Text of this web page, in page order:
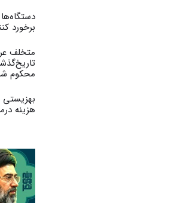
برخورد
متخلف
محکوم
بهزیستی
هزینه